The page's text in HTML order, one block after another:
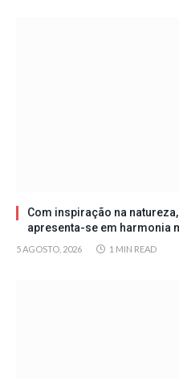
Com inspiração na
apresenta-se em harmonia
5 AGOSTO, 2026 1 MIN READ